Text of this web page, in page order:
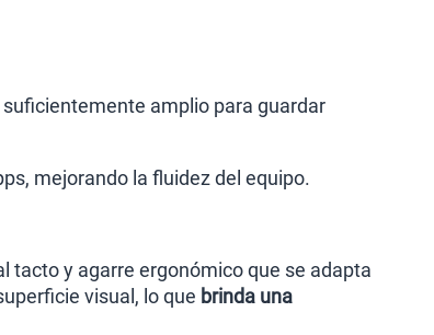
suficientemente amplio para guardar
mejorando la fluidez del equipo.
tacto y agarre ergonómico que se adapta
visual, lo que brinda una